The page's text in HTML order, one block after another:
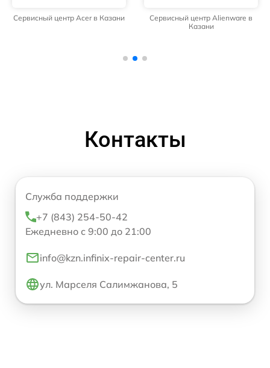
Сервисный центр Acer в Казани
Сервисный центр Alienware в
Казани
Контакты
Служба поддержки
+7 (843) 254-50-42
Ежедневно с 9:00 до 21:00
info@kzn.infinix-repair-center.ru
ул. Марселя Салимжанова, 5